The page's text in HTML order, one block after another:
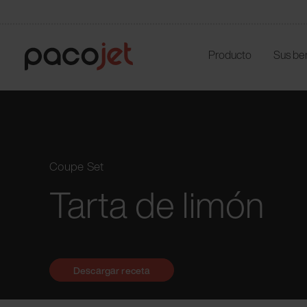
Producto Sus
Coupe Set
Tarta de limón
Descargar receta